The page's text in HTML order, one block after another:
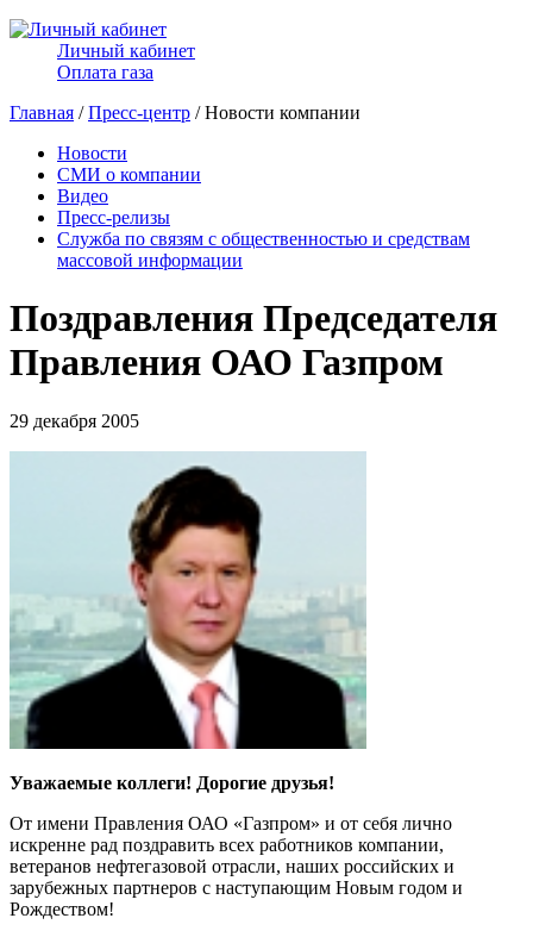
Личный кабинет
Оплата газа
Главная /Пресс-центр / Новости компании
Новости
СМИ о компании
Видео
Пресс-релизы
Служба по связям с общественностью и средствам
массовой информации
Поздравления Председателя
Правления ОАО Газпром
29 декабря 2005
Уважаемые коллеги! Дорогие друзья!
От имени Правления ОАО «Газпром» и от себя лично
искренне рад поздравить всех работников компании,
ветеранов нефтегазовой отрасли, наших российских и
зарубежных партнеров с наступающим Новым годом и
Рождеством!